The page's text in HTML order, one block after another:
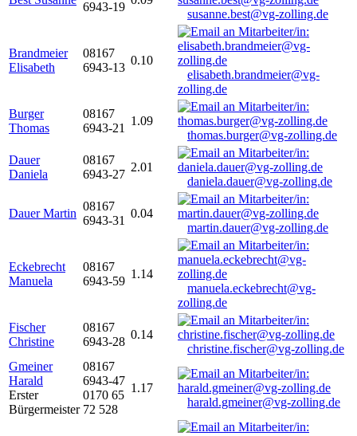
6943-19
susanne.best@vg-zolling.de
Brandmeier
Elisabeth
08167
6943-13
0.10
elisabeth.brandmeier@vg-
zolling.de
Burger
Thomas
08167
6943-21
1.09
thomas.burger@vg-zolling.de
Dauer
Daniela
08167
6943-27
2.01
daniela.dauer@vg-zolling.de
Dauer Martin
08167
6943-31
0.04
martin.dauer@vg-zolling.de
Eckebrecht
Manuela
08167
6943-59
1.14
manuela.eckebrecht@vg-
zolling.de
Fischer
Christine
08167
6943-28
0.14
christine.fischer@vg-zolling.de
Gmeiner
Harald
Erster
Bürgermeister
08167
6943-47
0170 65
72 528
1.17
harald.gmeiner@vg-zolling.de